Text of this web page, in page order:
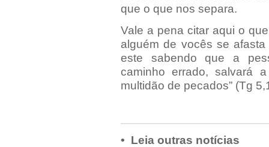
que o que nos separa.
Vale a pena citar aqui o
alguém de vocês se
este sabendo que a
caminho errado, salvará
multidão de pecados” (Tg
• Leia outras notícias